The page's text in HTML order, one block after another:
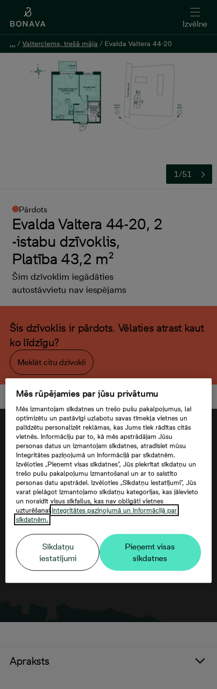
Izvēlne
... / Valterciems, trešā māja / Evalda Valtera 44-20
1/51
Pārdots
Evalda Valtera 44-20, 2
-istabu dzīvoklis,
Platība 43,2 m²
Šim dzīvoklim iegādāties
autostāvvietu nav iespējams
Izvēlne
... / Valterciems, trešā māja / Evalda Valtera 44-20
Šis dzīvoklis ir pārdots. Vēlaties atrast kaut
ko līdzīgu?
Meklēt citu dzīvokli
Google maps trešās puses datu
izmantošana
Apraksts
Mēs rūpējamies par jūsu privātumu
Mēs izmantojam sīkdatnes un trešo pušu pakalpojumus, lai
optimizētu un pastāvīgi uzlabotu savas tīmekļa vietnes un
palīdzētu personalizēt reklāmas, kas Jums tiek rādītas citās
vietnēs. Informāciju par to, kā mēs apstrādājam Jūsu
personas datus un izmantojam sīkdatnes, atradīsiet mūsu
Integritātes paziņojumā un Informācijā par sīkdatnēm.
Izvēloties „Pieņemt visas sīkdatnes”, Jūs piekrītat sīkdatņu un
trešo pušu pakalpojumu izmantošanai un ar to saistīto
personas datu apstrādei. Izvēloties „Sīkdatņu iestatījumi”, Jūs
varat pielāgot izmantojamo sīkdatņu kategorijas, kas jāievieto
un noraidīt visus sīkfailus, kas nav obligāti vietnes
uzturēšanai.Integritātes paziņojumā un Informācijā par
sīkdatnēm.
Sīkdatņu
iestatījumi
Pieņemt visas
sīkdatnes